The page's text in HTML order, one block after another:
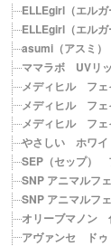
ELLEgirl（エル
ELLEgirl（エル
asumi（アスミ
ママラボ UVリッ
メディヒル フェ
メディヒル フ
メディヒル フェ
やさしい ホワイ
SEP（セップ）
SNP アニマルフ
SNP アニマルフ
オリーブマノン
アヴァンセ ドゥ